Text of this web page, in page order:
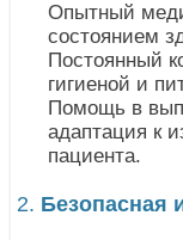
Опытный
состоянием
Постоянный
гигиеной и
Помощь в
адаптация к
пациента.
2. Безопасная